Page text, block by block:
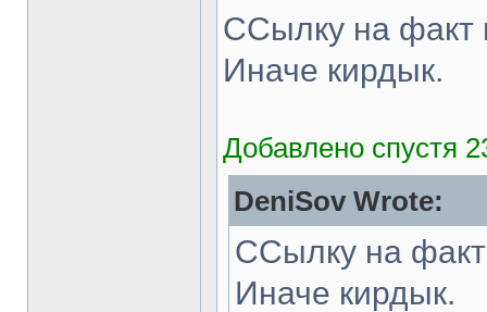
ССылку на факт
Иначе кирдык.
Добавлено спустя
DeniSov Wrote:
ССылку на
Иначе кирдык.